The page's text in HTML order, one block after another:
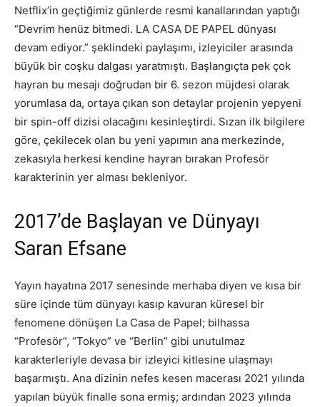
Netflix’in geçtiğimiz günlerde resmi kanallarından yaptığı
“Devrim henüz bitmedi. LA CASA DE PAPEL dünyası
devam ediyor.” şeklindeki paylaşımı, izleyiciler arasında
büyük bir coşku dalgası yaratmıştı. Başlangıçta pek çok
hayran bu mesajı doğrudan bir 6. sezon müjdesi olarak
yorumlasa da, ortaya çıkan son detaylar projenin yepyeni
bir spin-off dizisi olacağını kesinleştirdi. Sızan ilk bilgilere
göre, çekilecek olan bu yeni yapımın ana merkezinde,
zekasıyla herkesi kendine hayran bırakan Profesör
karakterinin yer alması bekleniyor.
2017’de Başlayan ve Dünyayı
Saran Efsane
Yayın hayatına 2017 senesinde merhaba diyen ve kısa bir
süre içinde tüm dünyayı kasıp kavuran küresel bir
fenomene dönüşen La Casa de Papel; bilhassa
“Profesör”, “Tokyo” ve “Berlin” gibi unutulmaz
karakterleriyle devasa bir izleyici kitlesine ulaşmayı
başarmıştı. Ana dizinin nefes kesen macerası 2021 yılında
yapılan büyük finalle sona ermiş; ardından 2023 yılında